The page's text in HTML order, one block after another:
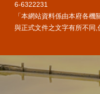
6-6322231
「本網站資料係由本府各
與正式文件之文字有所不同,